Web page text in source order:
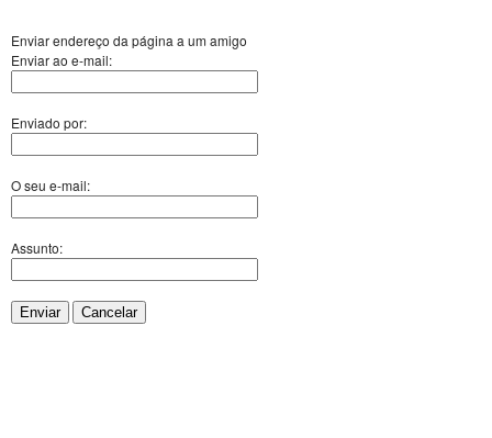
Enviar endereço da página a um amigo
Enviar ao e-mail:
Enviado por:
O seu e-mail:
Assunto:
Enviar Cancelar